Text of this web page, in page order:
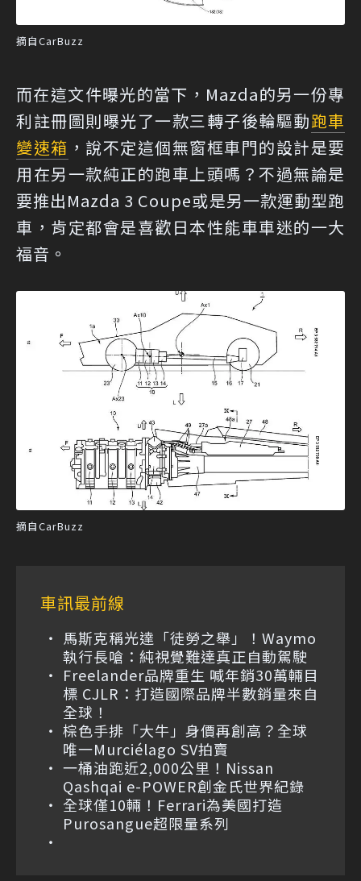
摘自CarBuzz
而在這文件曝光的當下，Mazda的另一份專
利註冊圖則曝光了一款三轉子後輪驅動跑車
變速箱 ，說不定這個無窗框車門的設計是要
用在另一款純正的跑車上頭嗎？不過無論是
要推出Mazda 3 Coupe或是另一款運動型跑
車，肯定都會是喜歡日本性能車車迷的一大
福音。
摘自CarBuzz
車訊最前線
馬斯克稱光達「徒勞之舉」！Waymo
執行長嗆：純視覺難達真正自動駕駛
Freelander品牌重生 喊年銷30萬輛目
標 CJLR：打造國際品牌半數銷量來自
全球！
棕色手排「大牛」身價再創高？全球
唯一Murciélago SV拍賣
一桶油跑近2,000公里！Nissan
Qashqai e-POWER創金氏世界紀錄
全球僅10輛！Ferrari為美國打造
Purosangue超限量系列